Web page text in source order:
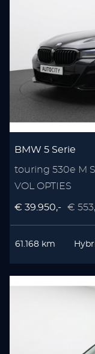
BMW 5 Serie
touring 530e M
VOL OPTIES
€ 39.950,- €
61.168 km